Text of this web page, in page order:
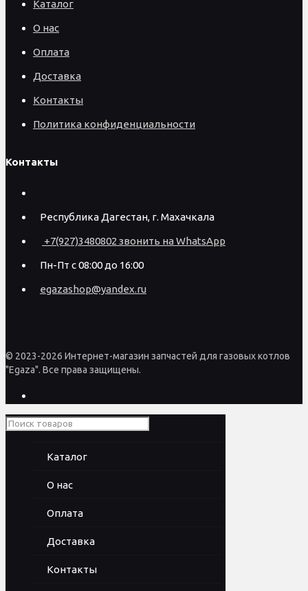
Каталог
О нас
Оплата
Доставка
Контакты
Политика конфиденциальности
Контакты
Республика Дагестан, г. Махачкала
+7(927)3480802 звонить на WhatsApp
Пн-Пт с 08:00 до 16:00
egazashop@yandex.ru
© 2023-2026 Интернет-магазин запчастей для газовых котлов
"Egaza". Все права защищены.
Каталог
О нас
Оплата
Доставка
Контакты